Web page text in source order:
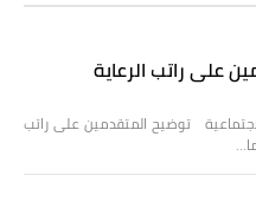
على راتب الرعاية
توضيح المتقدمين على راتب